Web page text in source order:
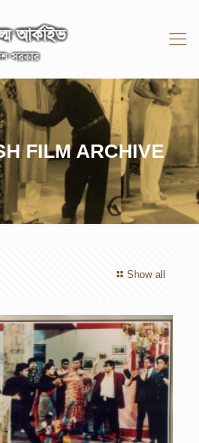
FILM ARCHIVE
Show all